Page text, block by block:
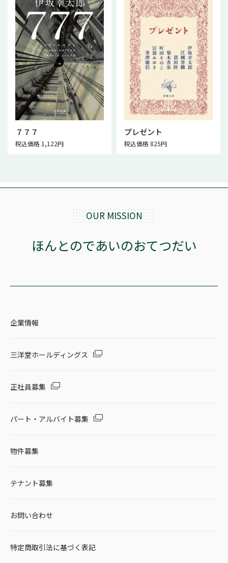
７７７
税込価格 1,122円
プレゼント
税込価格 825円
OUR MISSION
ほんとのであいのおてつだい
企業情報
三洋堂ホールディングス
正社員募集
パート・アルバイト募集
物件募集
テナント募集
お問い合わせ
特定商取引法に基づく表記